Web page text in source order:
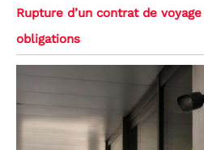
Rupture d’un contrat de
obligations